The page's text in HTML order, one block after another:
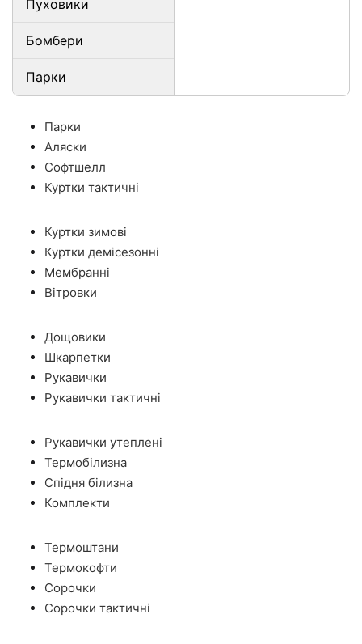
Пуховики
Бомбери
Парки
Парки
Аляски
Софтшелл
Куртки тактичні
Куртки зимові
Куртки демісезонні
Мембранні
Вітровки
Дощовики
Шкарпетки
Рукавички
Рукавички тактичні
Рукавички утеплені
Термобілизна
Спідня білизна
Комплекти
Термоштани
Термокофти
Сорочки
Сорочки тактичні